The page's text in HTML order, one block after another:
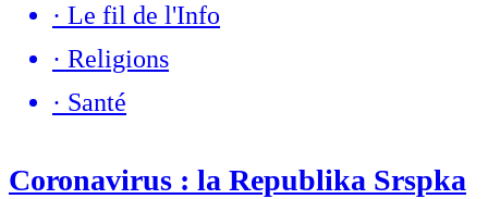
· Le fil de l'Info
· Religions
· Santé
Coronavirus : la Republika Srspka